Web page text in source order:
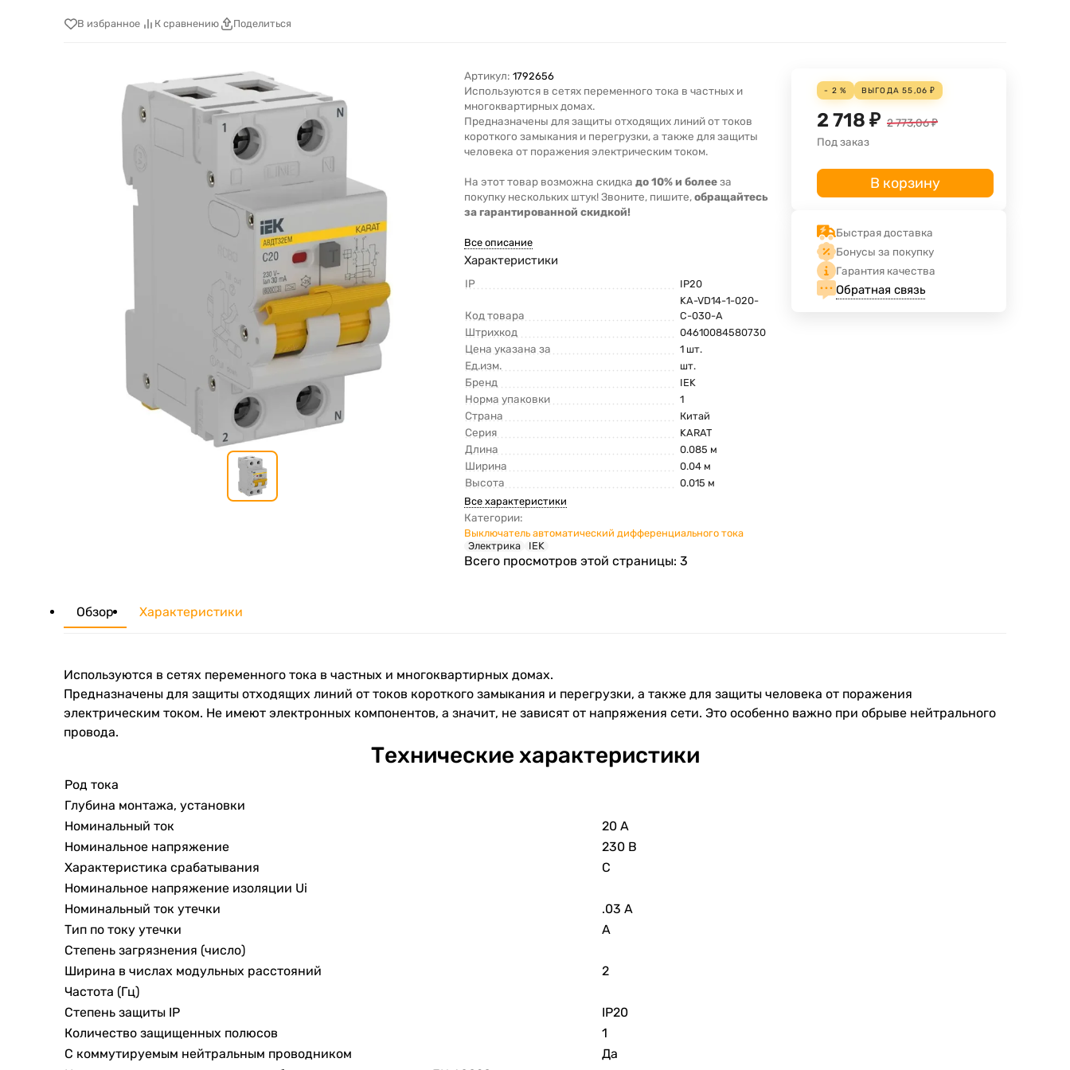
В избранное К сравнению Поделиться
Артикул: 1792656
Используются в сетях переменного тока в частных и
многоквартирных домах.
Предназначены для защиты отходящих линий от токов
короткого замыкания и перегрузки, а также для защиты
человека от поражения электрическим током.
На этот товар возможна скидкадо 10% и болееза
покупку нескольких штук! Звоните, пишите,обращайтесь
за гарантированной скидкой!
Все описание
Характеристики
IP IP20
Код товара
KA-VD14-1-020-
C-030-A
Штрихкод 04610084580730
Цена указана за 1 шт.
Ед.изм. шт.
Бренд IEK
Норма упаковки 1
Страна Китай
Серия KARAT
Длина 0.085 м
Ширина 0.04 м
Высота
0.015 м
Все характеристики
Категории:
Выключатель автоматический дифференциального тока
Электрика
IEK
Всего просмотров этой страницы:3
- 2 % ВЫГОДА55,06 ₽
2 718 ₽ 2 773,06₽
Под заказ
В корзину
Быстрая доставка
Бонусы за покупку
Гарантия качества
Обратная связь
Обзор Характеристики
Используются в сетях переменного тока в частных и многоквартирных домах.
Предназначены для защиты отходящих линий от токов короткого замыкания и перегрузки, а также для защиты человека от поражения
электрическим током. Не имеют электронных компонентов, а значит, не зависят от напряжения сети. Это особенно важно при обрыве нейтрального
провода.
Технические характеристики
Род тока
Глубина монтажа, установки
Номинальный ток
20 А
Номинальное напряжение
230 В
Характеристика срабатывания
C
Номинальное напряжение изоляции Ui
Номинальный ток утечки
.03 А
Тип по току утечки
A
Степень загрязнения (число)
Ширина в числах модульных расстояний
2
Частота (Гц)
Степень защиты IP
IP20
Количество защищенных полюсов
1
С коммутируемым нейтральным проводником
Да